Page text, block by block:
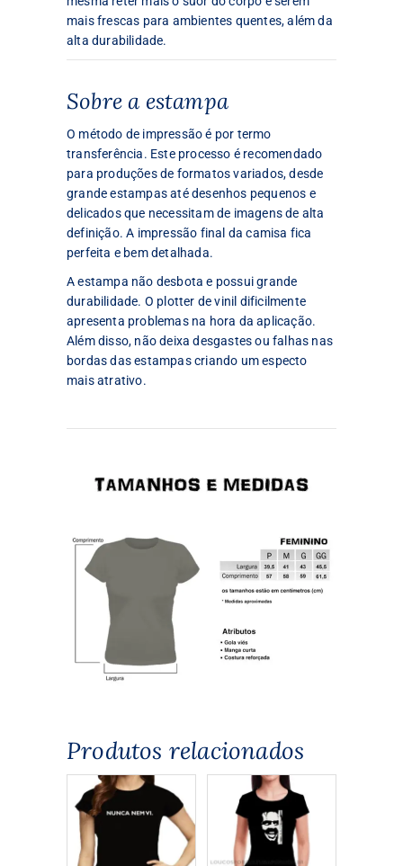
mais frescas para ambientes quentes, além da
alta durabilidade.
Sobre a estampa
O método de impressão é por termo
transferência. Este processo é recomendado
para produções de formatos variados, desde
grande estampas até desenhos pequenos e
delicados que necessitam de imagens de alta
definição. A impressão final da camisa fica
perfeita e bem detalhada.
A estampa não desbota e possui grande
durabilidade. O plotter de vinil dificilmente
apresenta problemas na hora da aplicação.
Além disso, não deixa desgastes ou falhas nas
bordas das estampas criando um especto
mais atrativo.
Produtos relacionados